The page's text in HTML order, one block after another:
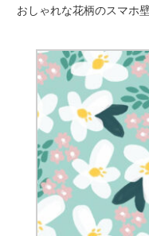
おしゃれな花柄のスマホ